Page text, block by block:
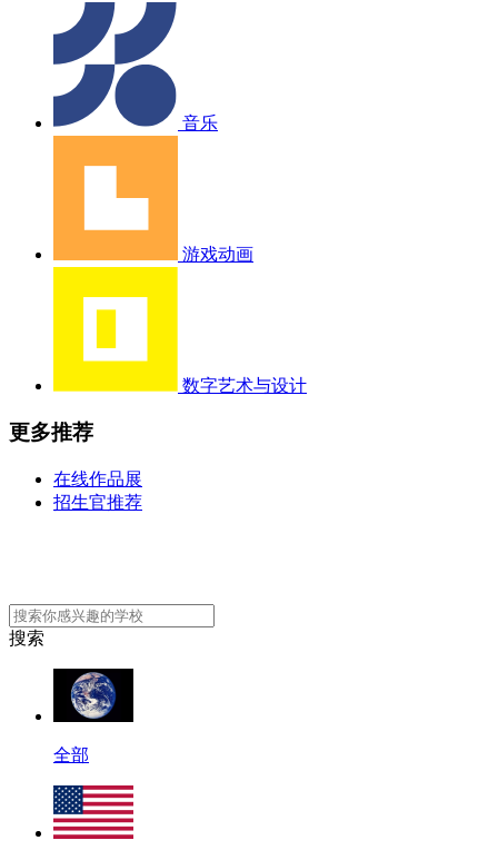
音乐
游戏动画
数字艺术与设计
更多推荐
在线作品展
招生官推荐
搜索
全部